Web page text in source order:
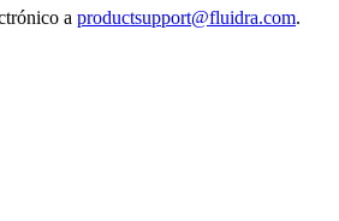
a productsupport@fluidra.com.